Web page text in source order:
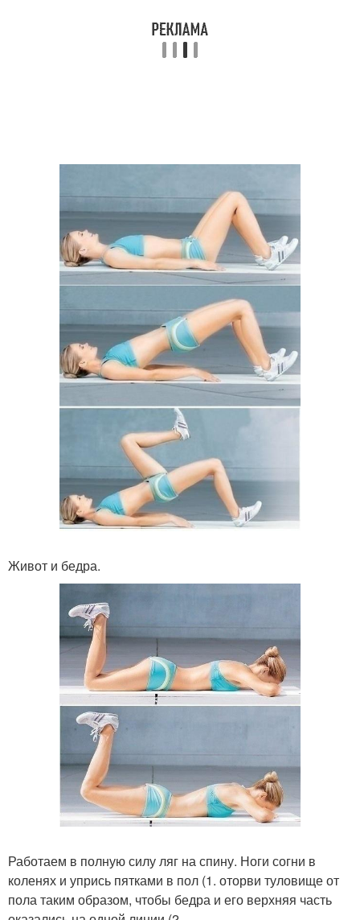
Живот и бедра.
Работаем в полную силу ляг на спину. Ноги согни в
коленях и упрись пятками в пол (1. оторви туловище от
пола таким образом, чтобы бедра и его верхняя часть